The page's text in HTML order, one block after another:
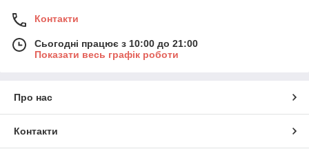
Контакти
Сьогодні працює з 10:00 до 21:00
Показати весь графік роботи
Про нас
Контакти